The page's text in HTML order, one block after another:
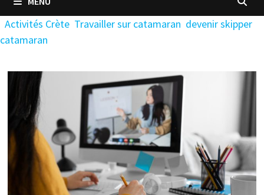
Activités Crète Travailler sur catamaran devenir skipper
catamaran